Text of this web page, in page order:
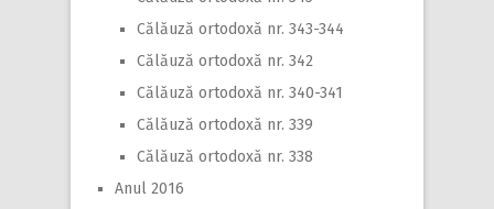
Călăuză ortodoxă nr. 343-344
Călăuză ortodoxă nr. 342
Călăuză ortodoxă nr. 340-341
Călăuză ortodoxă nr. 339
Călăuză ortodoxă nr. 338
Anul 2016